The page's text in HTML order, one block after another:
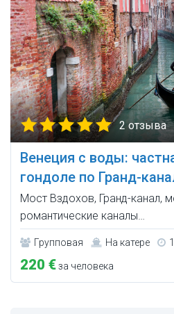
2 отзыва
Венеция с воды:
гондоле по Гранд-
Мост Вздохов, Гранд-канал,
романтические каналы…
Групповая На катере
220 €за человека